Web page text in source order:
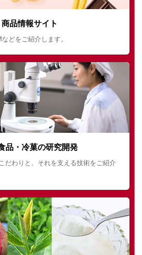
商品情報サイト
どをご紹介します。
品・冷菓の研究開発
だわりと、それを支える技術をご紹介